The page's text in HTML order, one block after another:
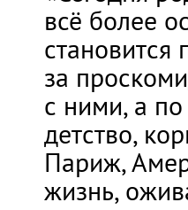
всё более
за
с ними, а
детство,
Париж,
жизнь,